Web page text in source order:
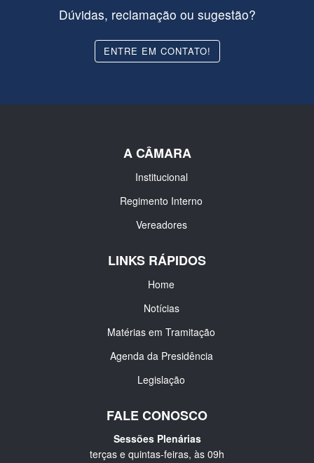
Dúvidas, reclamação ou sugestão?
ENTRE EM CONTATO!
A CÂMARA
Institucional
Regimento Interno
Vereadores
LINKS RÁPIDOS
Home
Notícias
Matérias em Tramitação
Agenda da Presidência
Legislação
FALE CONOSCO
Sessões Plenárias
terças e quintas-feiras, às 09h